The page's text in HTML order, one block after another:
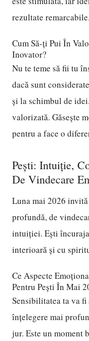
rezultate remarcabile.
Cum Să-ți Pui În
Inovator?
Nu te teme să fii tu
dacă sunt
și la schimbul de
valorizată. Găsește
pentru a face o
Pești: Intuiție,
De Vindecare
Luna mai 2026
profundă, de
intuiției. Ești
interioară și cu
Ce Aspecte
Pentru Pești În Mai
Sensibilitatea ta va fi
înțelegere mai
jur. Este un moment